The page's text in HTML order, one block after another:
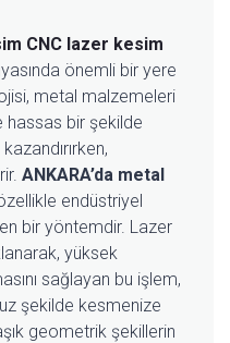
CNC lazer kesim
önemli bir yere
metal malzemeleri
hassas bir şekilde
ANKARA’da metal
endüstriyel
bir yöntemdir. Lazer
yüksek
sağlayan bu işlem,
şekilde kesmenize
geometrik şekillerin